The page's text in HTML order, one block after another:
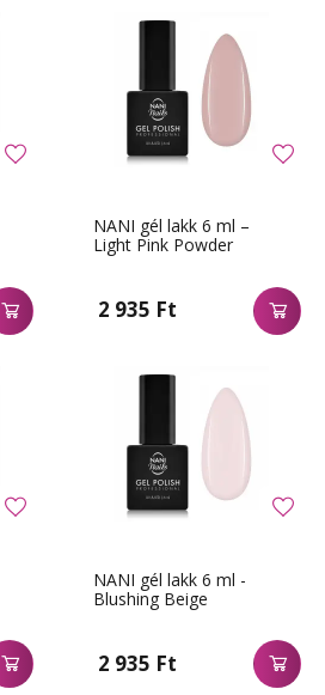
NANI gél lakk 6 ml –
Light Pink Powder
2 935 Ft
NANI gél lakk 6 ml -
Blushing Beige
2 935 Ft